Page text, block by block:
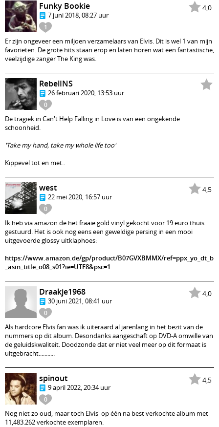
4,0
1
Funky Bookie
7 juni 2018, 08:27 uur
Er zijn ongeveer een miljoen verzamelaars van Elvis. Dit is wel 1 van mijn
favorieten. De grote hits staan erop en laten horen wat een fantastische,
veelzijdige zanger The King was.
0
RebelINS
26 februari 2020, 13:53 uur
De tragiek in Can't Help Falling in Love is van een ongekende
schoonheid.
'Take my hand, take my whole life too'
Kippevel tot en met..
4,5
0
west
22 mei 2020, 16:57 uur
Ik heb via amazon.de het fraaie gold vinyl gekocht voor 19 euro thuis
gestuurd. Het is ook nog eens een geweldige persing in een mooi
uitgevoerde glossy uitklaphoes:
https://www.amazon.de/gp/product/B07GVXBMMX/ref=ppx_yo_dt_b
_asin_title_o08_s01?ie=UTF8&psc=1
4,0
0
Draakje1968
30 juni 2021, 08:41 uur
Als hardcore Elvis fan was ik uiteraard al jarenlang in het bezit van de
nummers op dit album. Desondanks aangeschaft op DVD-A omwille van
de geluidskwaliteit. Doodzonde dat er niet veel meer op dit formaat is
uitgebracht...........
4,5
0
spinout
9 april 2022, 20:34 uur
Nog niet zo oud, maar toch Elvis' op één na best verkochte album met
11,483.262 verkochte exemplaren.